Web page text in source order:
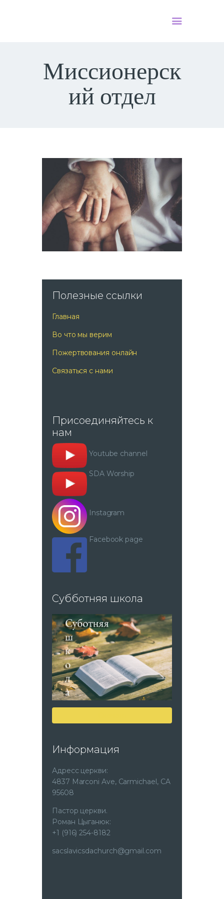
Миссионерск
ий отдел
HOME
О НАС
Полезные ссылки
Главная
Во что мы верим
Пожертвования онлайн
Связаться с нами
Присоединяйтесь к
нам
Youtube channel
SDA Worship
Instagram
Facebook page
Субботняя школа
Информация
Адресс церкви:
4837 Marconi Ave, Carmichael, CA
95608
Пастор церкви.
Роман Цыганюк:
+1 (916) 254-8182
sacslavicsdachurch@gmail.com